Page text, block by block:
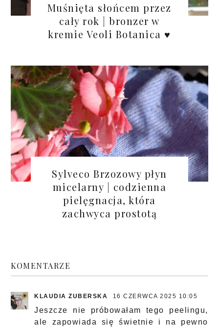
Muśnięta słońcem przez
cały rok | bronzer w
kremie Veoli Botanica ♥
Sylveco Brzozowy płyn
micelarny | codzienna
pielęgnacja, która
zachwyca prostotą
KOMENTARZE
KLAUDIA ZUBERSKA 16 CZERWCA 2025 10:05
Jeszcze nie próbowałam tego peelingu,
ale zapowiada się świetnie i na pewno